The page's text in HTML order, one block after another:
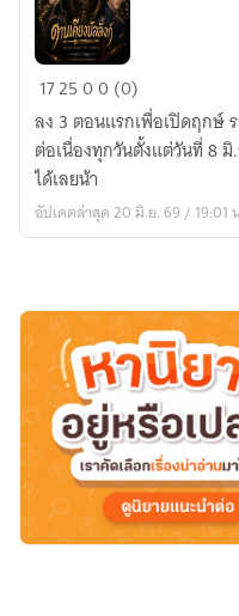
ดาบ
บัลลังก์
172500 (0)
ลง 3 ตอนแรกเพื่อเปิดฤกษ์
ต่อเนื่องทุกวันตั้งแต่วันที่ 8
ได้เลยน้า
อัปเดตล่าสุด 20 มิ.ย. 69 / 19:01